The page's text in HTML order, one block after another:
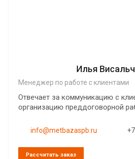
Илья
Менеджер по работе с клиентами
Отвечает за коммуникацию с
организацию преддоговорной
info@metbazaspb.ru
Рассчитать заказ